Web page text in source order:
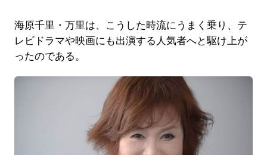
海原千里・万里は、こうした時流にうまく乗り、テ
レビドラマや映画にも出演する人気者へと駆け上が
ったのである。